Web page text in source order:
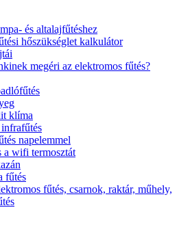
és altalajfűtéshez
hőszükséglet kalkulátor
megéri az elektromos fűtés?
klíma
napelemmel
a wifi termosztát
fűtés
fűtés, csarnok, raktár, műhely,